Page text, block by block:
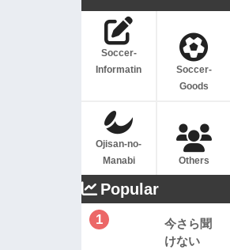
Soccer-
Informatin
Soccer-
Goods
Ojisan-no-
Manabi
Others
Popular
1
今さら聞
けない